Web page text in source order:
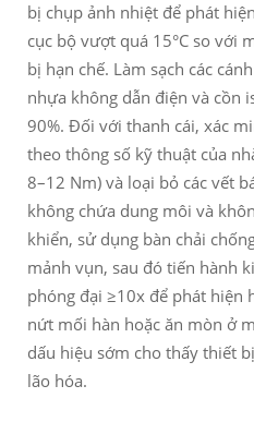
bị chụp ảnh nhiệt để phát
cục bộ vượt quá 15°C so với
bị hạn chế. Làm sạch các
nhựa không dẫn điện và cồn
90%. Đối với thanh cái, xác
theo thông số kỹ thuật của
8–12 Nm) và loại bỏ các vết
không chứa dung môi và
khiển, sử dụng bàn chải
mảnh vụn, sau đó tiến hành
phóng đại ≥10x để phát hiện
nứt mối hàn hoặc ăn mòn ở
dấu hiệu sớm cho thấy thiết
lão hóa.